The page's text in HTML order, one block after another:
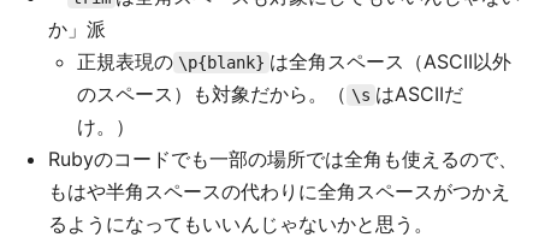
か」派
正規表現の \p{blank} は全角スペース（ASCII以外
のスペース）も対象だから。（ \s はASCIIだ
け。）
Rubyのコードでも一部の場所では全角も使えるので、
もはや半角スペースの代わりに全角スペースがつかえ
るようになってもいいんじゃないかと思う。